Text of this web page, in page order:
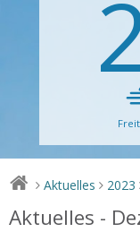
> Aktuelles > 2023
Aktuelles -